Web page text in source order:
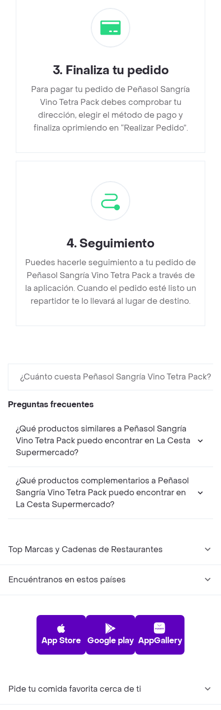
3. Finaliza tu pedido
Para pagar tu pedido de Peñasol Sangría
Vino Tetra Pack debes comprobar tu
dirección, elegir el método de pago y
finaliza oprimiendo en “Realizar Pedido”.
4. Seguimiento
Puedes hacerle seguimiento a tu pedido de
Peñasol Sangría Vino Tetra Pack a través de
la aplicación. Cuando el pedido esté listo un
repartidor te lo llevará al lugar de destino.
¿Cuánto cuesta Peñasol Sangría Vino Tetra Pack?
Preguntas frecuentes
¿Qué productos similares a Peñasol Sangría
Vino Tetra Pack puedo encontrar en La Cesta
Supermercado?
¿Qué productos complementarios a Peñasol
Sangría Vino Tetra Pack puedo encontrar en
La Cesta Supermercado?
Top Marcas y Cadenas de Restaurantes
Encuéntranos en estos países
App Store Google play AppGallery
Pide tu comida favorita cerca de ti